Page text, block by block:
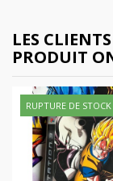
LES
PRODUIT
RUPTURE DE STOCK